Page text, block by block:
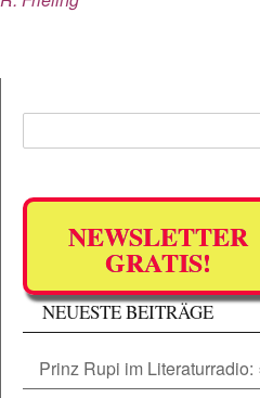
NEWSLETTER
GRATIS!
NEUESTE BEITRÄGE
Prinz Rupi im